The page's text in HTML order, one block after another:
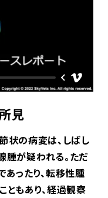
見
状の病変は、しばし
が疑われる。ただ
あったり、転移性腫
ともあり、経過観察